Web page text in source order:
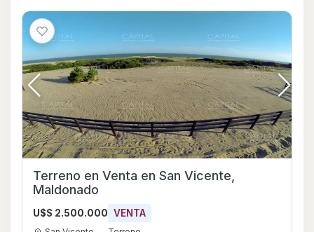
Terreno en Venta en San Vicente,
Maldonado
U$S 2.500.000 VENTA